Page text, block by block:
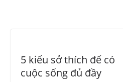
5 kiểu sở thích để có
cuộc sống đủ đầy